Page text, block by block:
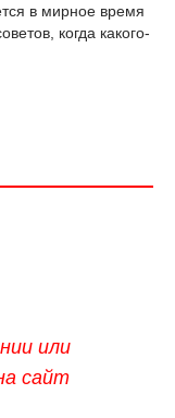
в мирное время
когда какого-
или
сайт